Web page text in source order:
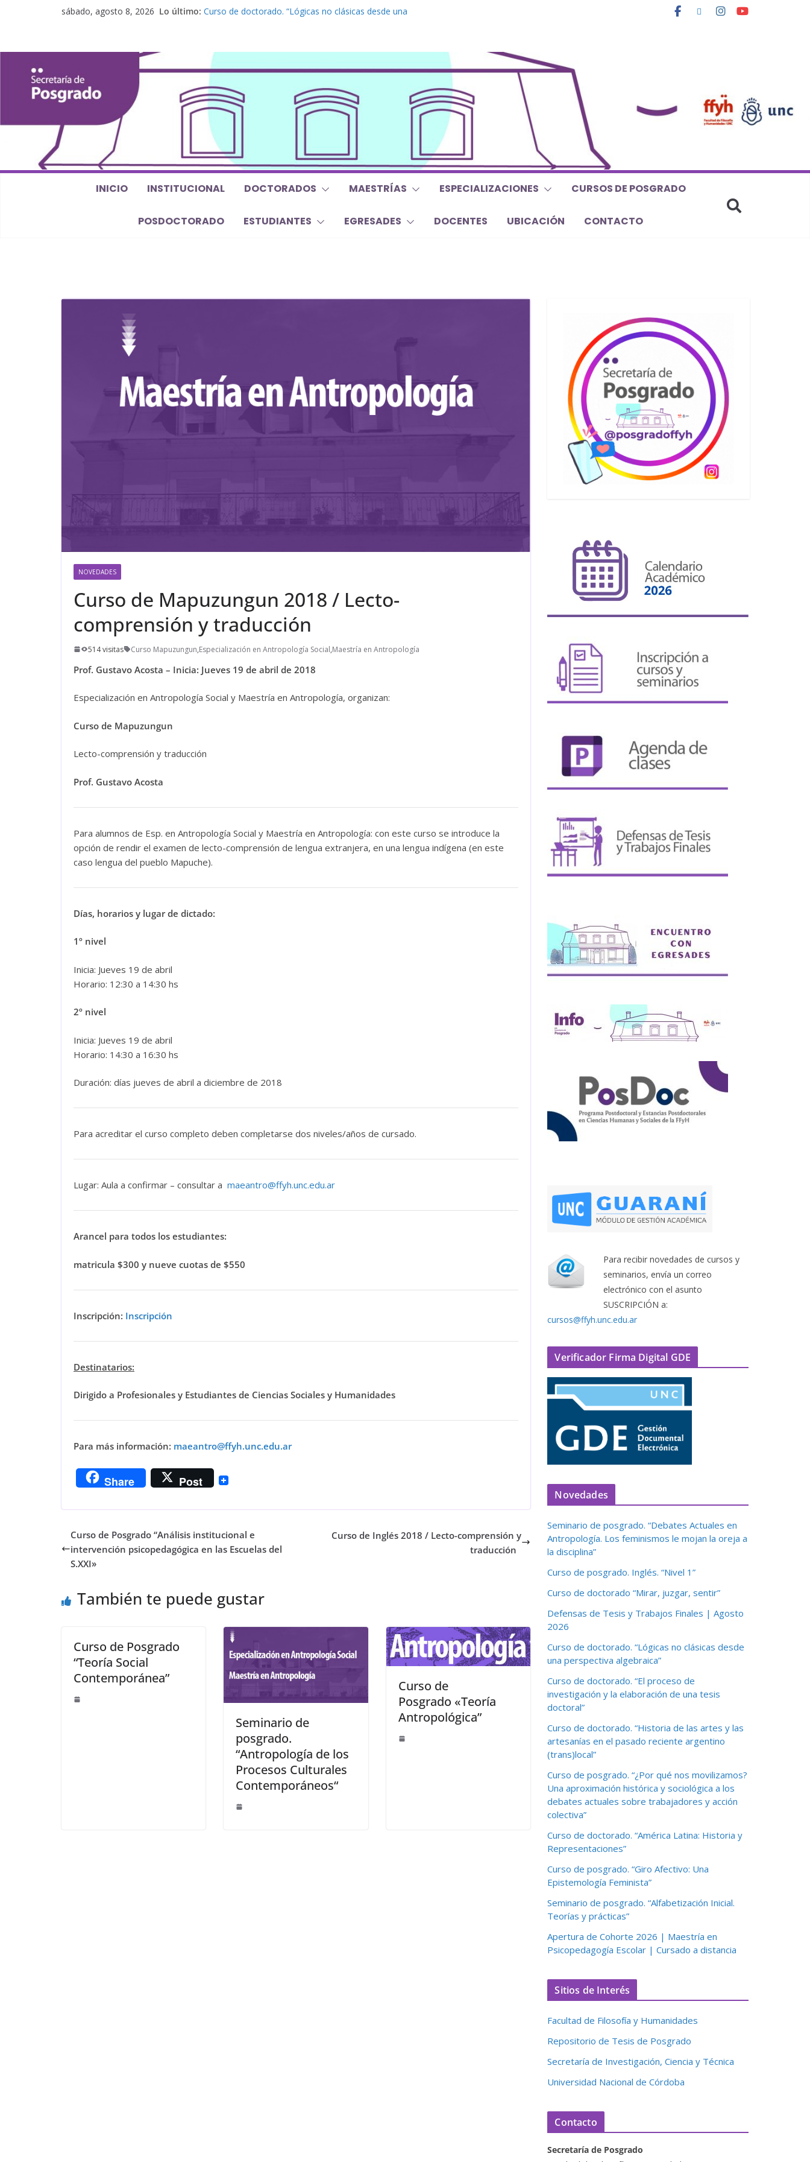
sábado, agosto 8, 2026 Lo último: Curso de doctorado. “Lógicas no clásicas desde una
Curso de posgrado. Inglés. “Nivel 1”
Curso de doctorado “Mirar, juzgar, sentir”
Defensas de Tesis y Trabajos Finales | Agosto 2026
INICIO INSTITUCIONAL DOCTORADOS MAESTRÍAS ESPECIALIZACIONES CURSOS DE POSGRADO
POSDOCTORADO ESTUDIANTES EGRESADES DOCENTES UBICACIÓN CONTACTO
NOVEDADES
Curso de Mapuzungun 2018 / Lecto-
comprensión y traducción
514 visitas Curso Mapuzungun,Especialización en Antropología Social,Maestría en Antropología
Prof. Gustavo Acosta – Inicia: Jueves 19 de abril de 2018
Especialización en Antropología Social y Maestría en Antropología, organizan:
Curso de Mapuzungun
Lecto-comprensión y traducción
Prof. Gustavo Acosta
Para alumnos de Esp. en Antropología Social y Maestría en Antropología: con este curso se introduce la
opción de rendir el examen de lecto-comprensión de lengua extranjera, en una lengua indígena (en este
caso lengua del pueblo Mapuche).
Días, horarios y lugar de dictado:
1º nivel
Inicia: Jueves 19 de abril
Horario: 12:30 a 14:30 hs
2º nivel
Inicia: Jueves 19 de abril
Horario: 14:30 a 16:30 hs
Duración: días jueves de abril a diciembre de 2018
Para acreditar el curso completo deben completarse dos niveles/años de cursado.
Lugar: Aula a confirmar – consultar a maeantro@ffyh.unc.edu.ar
Arancel para todos los estudiantes:
matricula $300 y nueve cuotas de $550
Inscripción: Inscripción
Destinatarios:
Dirigido a Profesionales y Estudiantes de Ciencias Sociales y Humanidades
Para más información: maeantro@ffyh.unc.edu.ar
Share Post
Curso de Posgrado “Análisis institucional e
intervención psicopedagógica en las Escuelas del
S.XXI»
Curso de Inglés 2018 / Lecto-comprensión y
traducción
También te puede gustar
Curso de Posgrado
“Teoría Social
Contemporánea”
Seminario de
posgrado.
“Antropología de los
Procesos Culturales
Contemporáneos“
Curso de
Posgrado «Teoría
Antropológica”
Para recibir novedades de cursos y
seminarios, envía un correo
electrónico con el asunto
SUSCRIPCIÓN a:
cursos@ffyh.unc.edu.ar
Verificador Firma Digital GDE
Novedades
Seminario de posgrado. “Debates Actuales en
Antropología. Los feminismos le mojan la oreja a
la disciplina”
Curso de posgrado. Inglés. “Nivel 1”
Curso de doctorado “Mirar, juzgar, sentir”
Defensas de Tesis y Trabajos Finales | Agosto
2026
Curso de doctorado. “Lógicas no clásicas desde
una perspectiva algebraica”
Curso de doctorado. “El proceso de
investigación y la elaboración de una tesis
doctoral”
Curso de doctorado. “Historia de las artes y las
artesanías en el pasado reciente argentino
(trans)local”
Curso de posgrado. “¿Por qué nos movilizamos?
Una aproximación histórica y sociológica a los
debates actuales sobre trabajadores y acción
colectiva”
Curso de doctorado. “América Latina: Historia y
Representaciones”
Curso de posgrado. “Giro Afectivo: Una
Epistemología Feminista”
Seminario de posgrado. “Alfabetización Inicial.
Teorías y prácticas”
Apertura de Cohorte 2026 | Maestría en
Psicopedagogía Escolar | Cursado a distancia
Sitios de Interés
Facultad de Filosofía y Humanidades
Repositorio de Tesis de Posgrado
Secretaría de Investigación, Ciencia y Técnica
Universidad Nacional de Córdoba
Contacto
Secretaría de Posgrado